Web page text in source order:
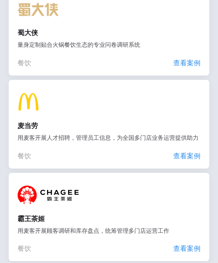
蜀大侠
量身定制贴合火锅餐饮生态的专业问卷调研系统
餐饮 查看案例
麦当劳
用麦客开展人才招聘，管理员工信息，为全国多门店业务运营提供助力
餐饮 查看案例
霸王茶姬
用麦客开展顾客调研和库存盘点，统筹管理多门店运营工作
餐饮 查看案例